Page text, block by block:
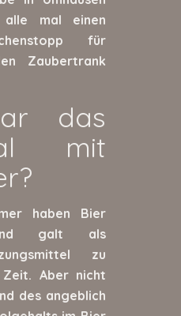
mal einen
für
Zaubertrank
das
mit
haben Bier
galt als
zu
Aber nicht
des angeblich